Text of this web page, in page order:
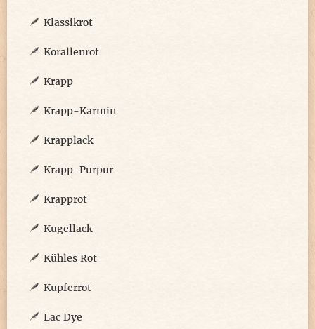
Klassikrot
Korallenrot
Krapp
Krapp-Karmin
Krapplack
Krapp-Purpur
Krapprot
Kugellack
Kühles Rot
Kupferrot
Lac Dye